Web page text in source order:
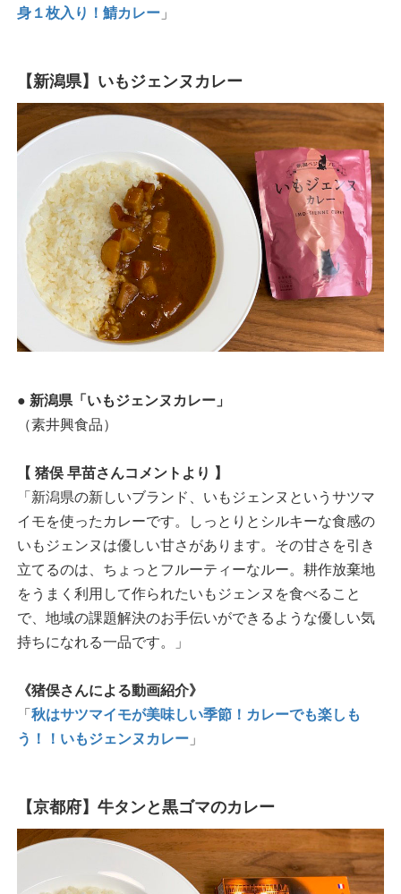
身１枚入り！鯖カレー 」
【新潟県】いもジェンヌカレー
● 新潟県「いもジェンヌカレー」
（素井興食品）
【 猪俣 早苗さんコメントより 】
「新潟県の新しいブランド、いもジェンヌというサツマ
イモを使ったカレーです。しっとりとシルキーな食感の
いもジェンヌは優しい甘さがあります。その甘さを引き
立てるのは、ちょっとフルーティーなルー。耕作放棄地
をうまく利用して作られたいもジェンヌを食べること
で、地域の課題解決のお手伝いができるような優しい気
持ちになれる一品です。」
《猪俣さんによる動画紹介》
「秋はサツマイモが美味しい季節！カレーでも楽しも
う！！いもジェンヌカレー 」
【京都府】牛タンと黒ゴマのカレー